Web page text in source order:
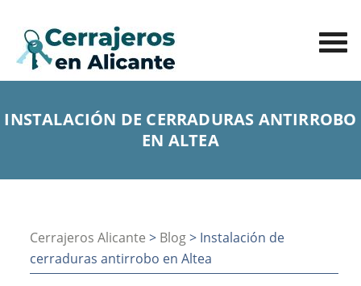
INSTALACIÓN DE CERRADURAS ANTIRROBO
EN ALTEA
Cerrajeros Alicante > Blog> Instalación de
cerraduras antirrobo en Altea